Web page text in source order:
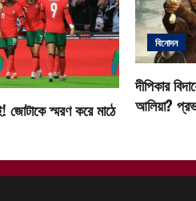
জোটাকে স্মরণ করে মাঠে
বিনোদন
দীপিকার
আলিয়া?